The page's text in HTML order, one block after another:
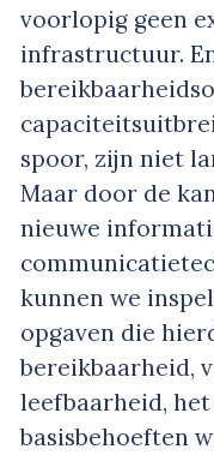
voorlopig geen
infrastructuur.
spoor, zijn niet
Maar door de
nieuwe
kunnen we
opgaven die
bereikbaarheid,
leefbaarheid,
basisbehoeften